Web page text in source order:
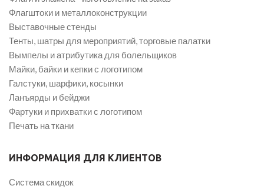
Флагштоки и металлоконструкции
Выставочные стенды
Тенты, шатры для мероприятий, торговые палатки
Вымпелы и атрибутика для болельщиков
Майки, байки и кепки с логотипом
Галстуки, шарфики, косынки
Ланъярды и бейджи
Фартуки и прихватки с логотипом
Печать на ткани
ИНФОРМАЦИЯ ДЛЯ КЛИЕНТОВ
Система скидок